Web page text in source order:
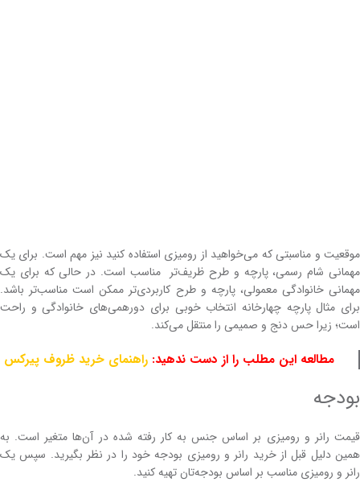
موقعیت و مناسبتی که می‌خواهید از رومیزی استفاده کنید نیز مهم است. برای یک
مهمانی شام رسمی، پارچه و طرح ظریف‌تر مناسب است. در حالی که برای یک
مهمانی خانوادگی معمولی، پارچه و طرح کاربردی‌تر ممکن است مناسب‌تر باشد.
برای مثال پارچه چهارخانه انتخاب خوبی برای دورهمی‌های خانوادگی و راحت
است؛ زیرا حس دنج و صمیمی را منتقل می‌کند.
مطالعه این مطلب را از دست ندهید: راهنمای خرید ظروف پیرکس
بودجه
قیمت رانر و رومیزی بر اساس جنس به کار رفته شده در آن‌ها متغیر است. به
همین دلیل قبل از خرید رانر و رومیزی بودجه خود را در نظر بگیرید. سپس یک
رانر و رومیزی مناسب بر اساس بودجه‌تان تهیه کنید.